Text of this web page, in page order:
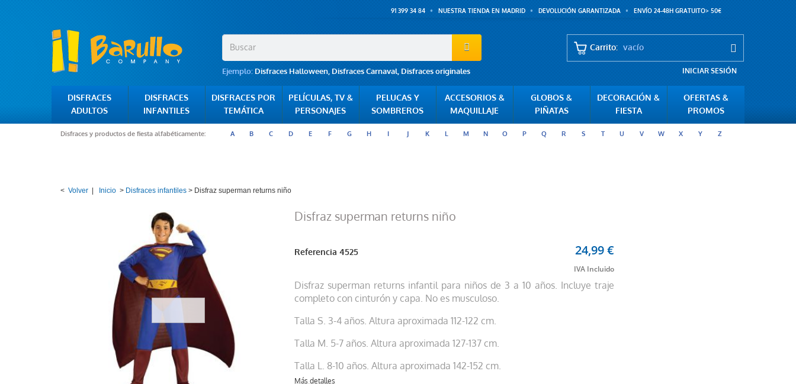
91 399 34 84 NUESTRA TIENDA EN MADRID DEVOLUCIÓN GARANTIZADA ENVÍO 24-48H GRATUITO> 50€
Ejemplo: Disfraces Halloween, Disfraces Carnaval, Disfraces originales
Carrito: vacío
INICIAR SESIÓN
DISFRACES
ADULTOS
DISFRACES
INFANTILES
DISFRACES POR
TEMÁTICA
PELÍCULAS, TV &
PERSONAJES
PELUCAS Y
SOMBREROS
ACCESORIOS &
MAQUILLAJE
GLOBOS &
PIÑATAS
DECORACIÓN &
FIESTA
OFERTAS &
PROMOS
Disfraces y productos de fiesta alfabéticamente: A B C D E F G H I J K L M N O P Q R S T U V W X Y Z
< Volver Inicio > Disfraces infantiles > Disfraz superman returns niño
Disfraz superman returns niño
Referencia 4525 24,99 €
Disfraz superman returns infantil para niños de 3 a 10 años. Incluye traje
completo con cinturón y capa. No es musculoso.
Talla S. 3-4 años. Altura aproximada 112-122 cm.
Talla M. 5-7 años. Altura aproximada 127-137 cm.
Talla L. 8-10 años. Altura aproximada 142-152 cm.
Más detalles